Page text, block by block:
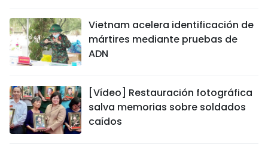
Vietnam acelera identificación de
mártires mediante pruebas de
ADN
[Vídeo] Restauración fotográfica
salva memorias sobre soldados
caídos